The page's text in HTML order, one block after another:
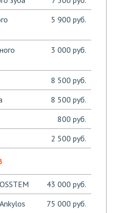
5 900 руб.
3 000 руб.
8 500 руб.
8 500 руб.
800 руб.
2 500 руб.
43 000 руб.
75 000 руб.